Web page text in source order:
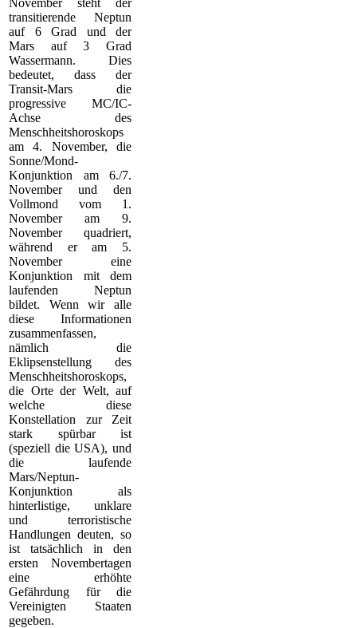
November steht der
transitierende Neptun
auf 6 Grad und der
Mars auf 3 Grad
Wassermann. Dies
bedeutet, dass der
Transit-Mars die
progressive MC/IC-
Achse des
Menschheitshoroskops
am 4. November, die
Sonne/Mond-
Konjunktion am 6./7.
November und den
Vollmond vom 1.
November am 9.
November quadriert,
während er am 5.
November eine
Konjunktion mit dem
laufenden Neptun
bildet. Wenn wir alle
diese Informationen
zusammenfassen,
nämlich die
Eklipsenstellung des
Menschheitshoroskops,
die Orte der Welt, auf
welche diese
Konstellation zur Zeit
stark spürbar ist
(speziell die USA), und
die laufende
Mars/Neptun-
Konjunktion als
hinterlistige, unklare
und terroristische
Handlungen deuten, so
ist tatsächlich in den
ersten Novembertagen
eine erhöhte
Gefährdung für die
Vereinigten Staaten
gegeben.